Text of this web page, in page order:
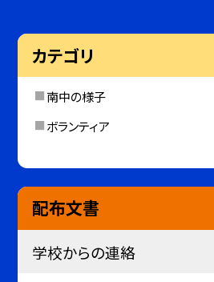
カテゴリ
南中の様子
ボランティア
配布文書
学校からの連絡